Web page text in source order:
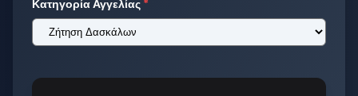
Κατηγορία Αγγελίας *